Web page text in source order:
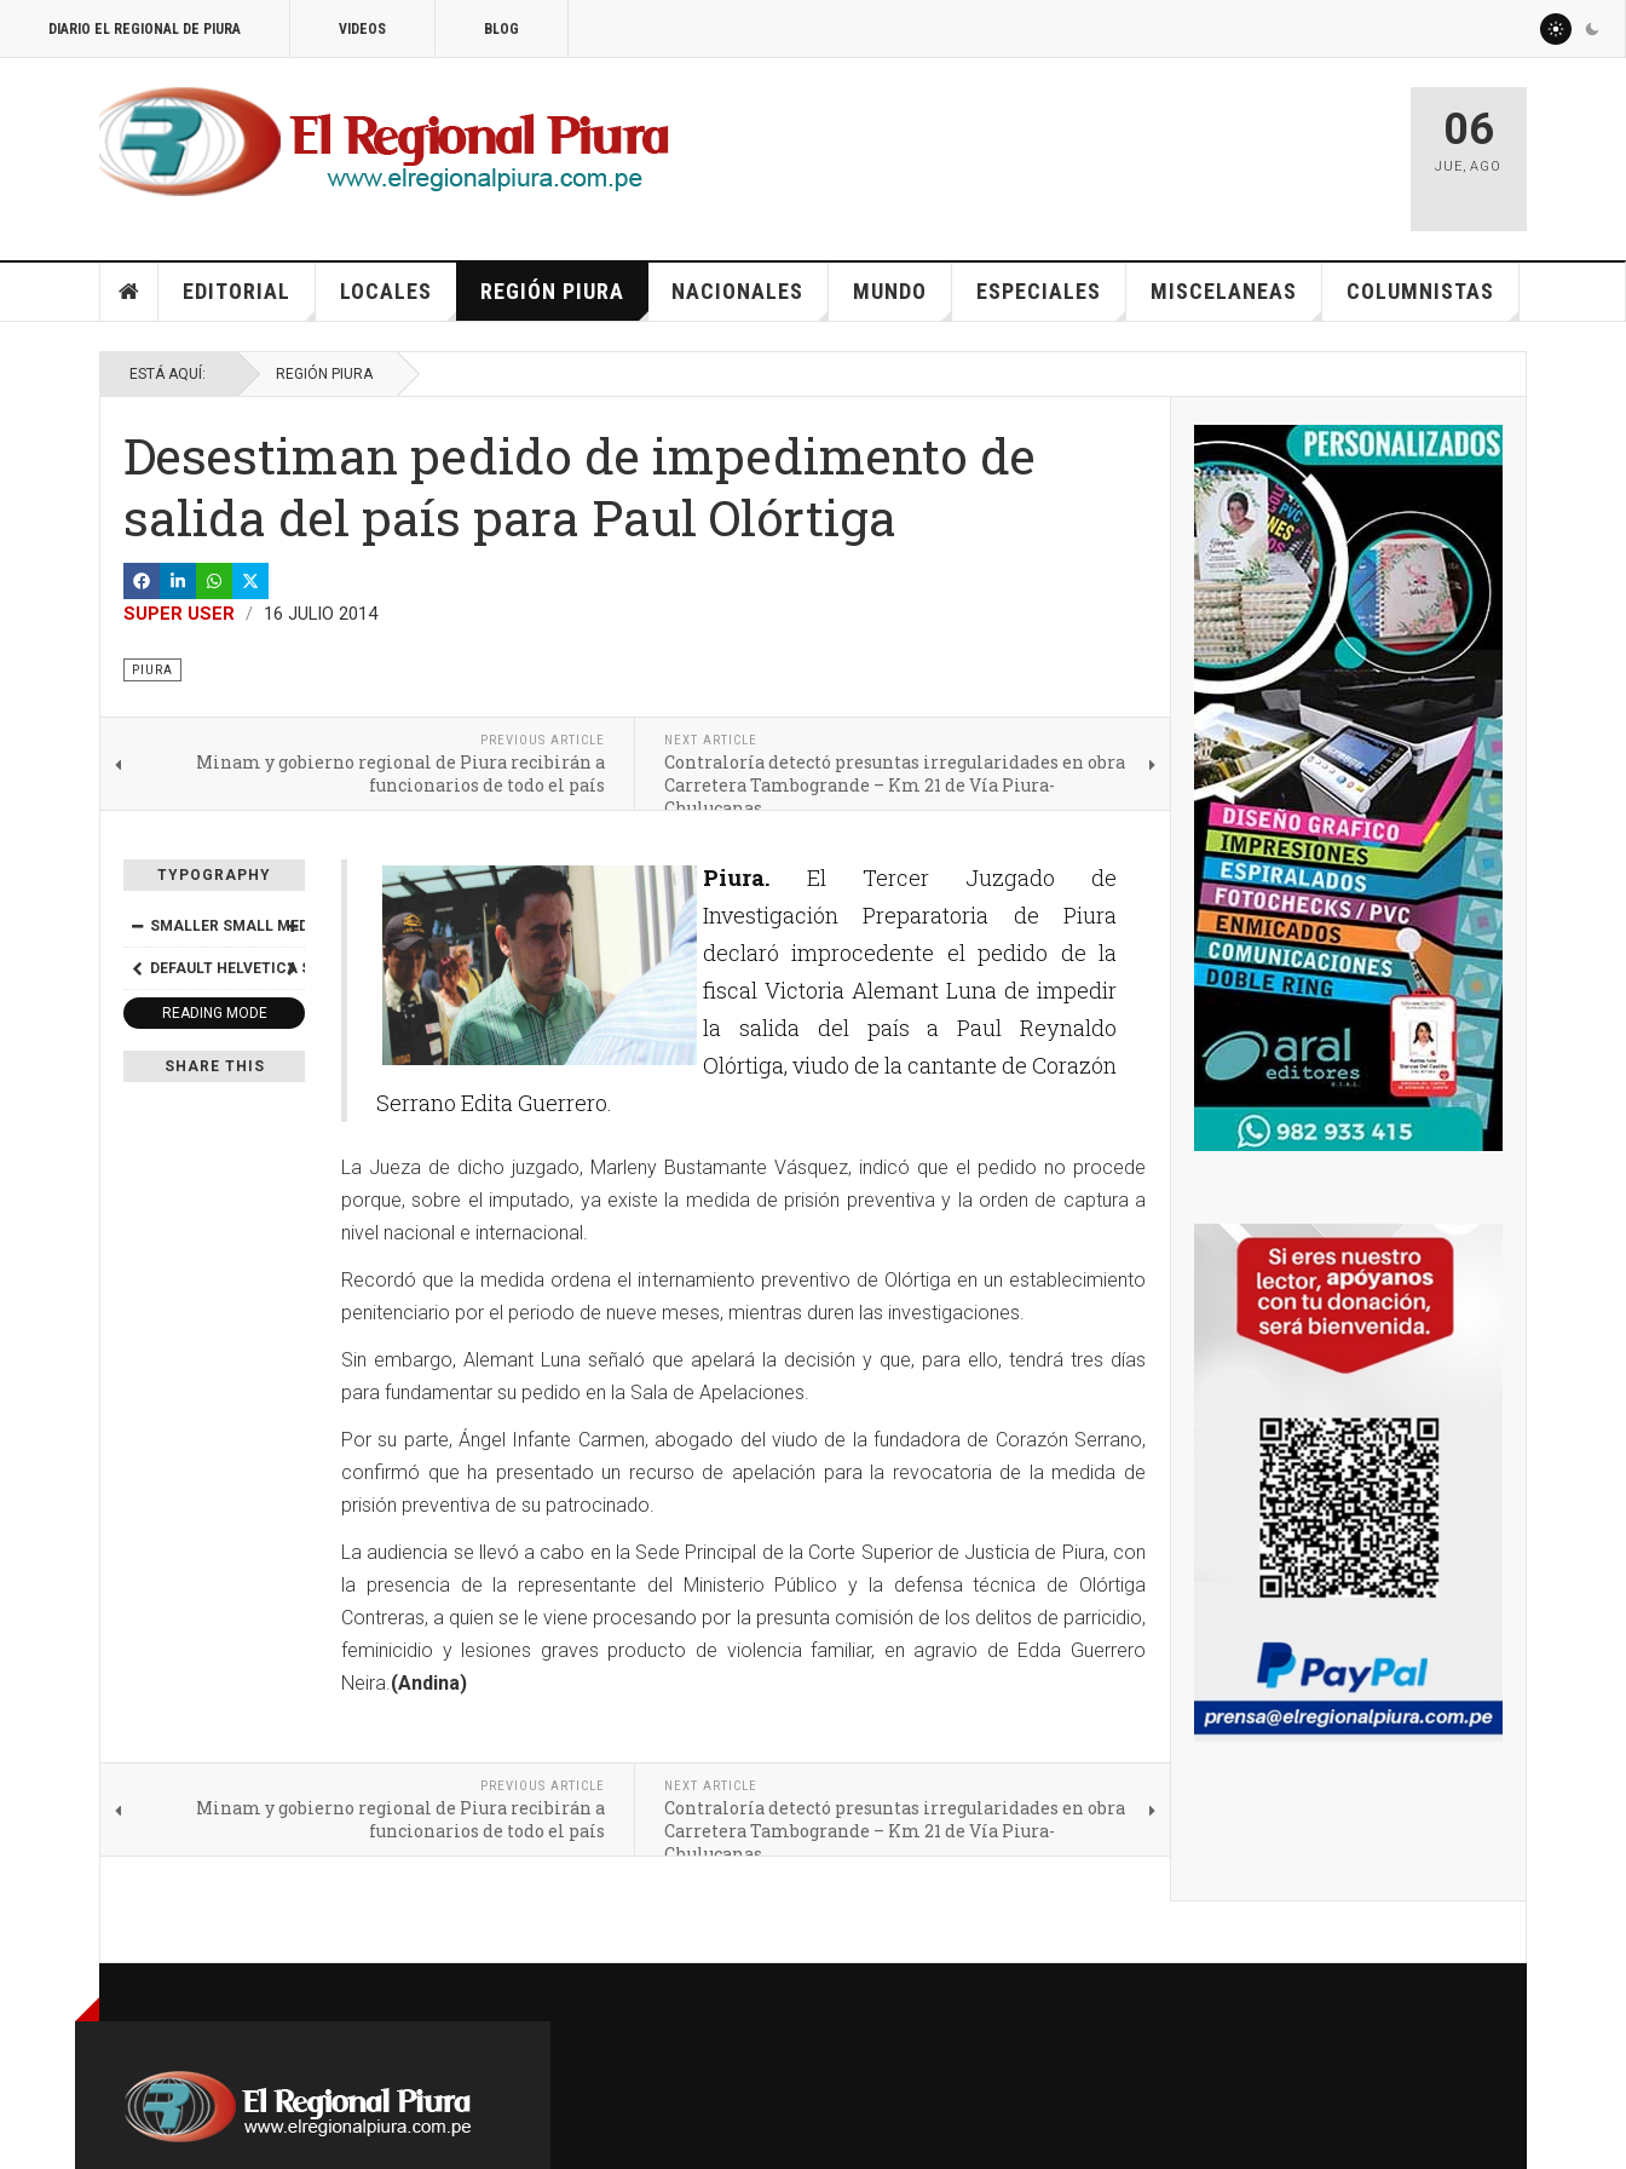
DIARIO EL REGIONAL DE PIURA VIDEOS BLOG
06
JUE,AGO
EDITORIAL LOCALES REGIÓN PIURA NACIONALES MUNDO ESPECIALES MISCELANEAS COLUMNISTAS
ESTÁ AQUÍ: REGIÓN PIURA
Desestiman pedido de impedimento de
salida del país para Paul Olórtiga
SUPER USER 16 JULIO 2014
PIURA
PREVIOUS ARTICLE
Minam y gobierno regional de Piura recibirán a
funcionarios de todo el país
NEXT ARTICLE
Contraloría detectó presuntas irregularidades en obra
Carretera Tambogrande – Km 21 de Vía Piura-
Chulucanas
TYPOGRAPHY
SMALLER SMALL MEDIUM BIGGER
DEFAULT HELVETICA SEGOE GEORGIA TIMES
READING MODE
SHARE THIS
Piura. El Tercer Juzgado de
Investigación Preparatoria de Piura
declaró improcedente el pedido de la
fiscal Victoria Alemant Luna de impedir
la salida del país a Paul Reynaldo
Olórtiga, viudo de la cantante de Corazón
Serrano Edita Guerrero.
La Jueza de dicho juzgado, Marleny Bustamante Vásquez, indicó que el pedido no procede
porque, sobre el imputado, ya existe la medida de prisión preventiva y la orden de captura a
nivel nacional e internacional.
Recordó que la medida ordena el internamiento preventivo de Olórtiga en un establecimiento
penitenciario por el periodo de nueve meses, mientras duren las investigaciones.
Sin embargo, Alemant Luna señaló que apelará la decisión y que, para ello, tendrá tres días
para fundamentar su pedido en la Sala de Apelaciones.
Por su parte, Ángel Infante Carmen, abogado del viudo de la fundadora de Corazón Serrano,
confirmó que ha presentado un recurso de apelación para la revocatoria de la medida de
prisión preventiva de su patrocinado.
La audiencia se llevó a cabo en la Sede Principal de la Corte Superior de Justicia de Piura, con
la presencia de la representante del Ministerio Público y la defensa técnica de Olórtiga
Contreras, a quien se le viene procesando por la presunta comisión de los delitos de parricidio,
feminicidio y lesiones graves producto de violencia familiar, en agravio de Edda Guerrero
Neira.(Andina)
PREVIOUS ARTICLE
Minam y gobierno regional de Piura recibirán a
funcionarios de todo el país
NEXT ARTICLE
Contraloría detectó presuntas irregularidades en obra
Carretera Tambogrande – Km 21 de Vía Piura-
Chulucanas